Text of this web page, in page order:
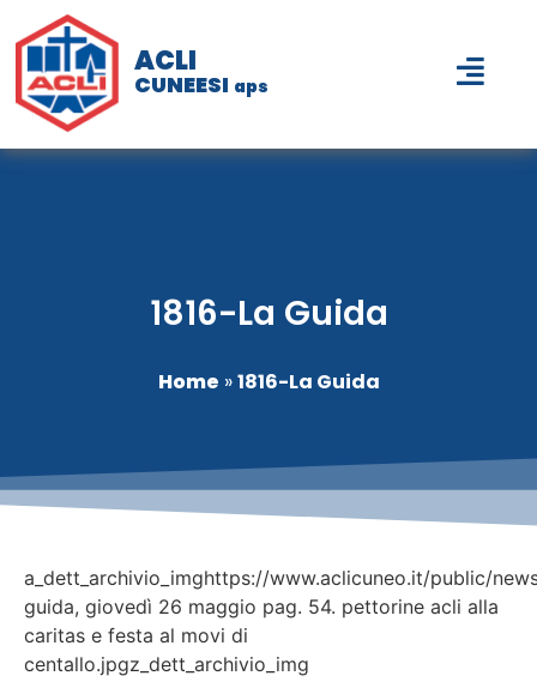
ACLI
CUNEESI aps
1816-La Guida
Home »1816-La Guida
a_dett_archivio_imghttps://www.aclicuneo.it/public/
guida, giovedì 26 maggio pag. 54. pettorine acli alla
caritas e festa al movi di
centallo.jpgz_dett_archivio_img